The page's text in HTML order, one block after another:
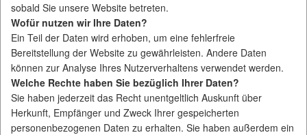
sobald Sie unsere Website betreten.
Wofür nutzen wir Ihre Daten?
Ein Teil der Daten wird erhoben, um eine fehlerfreie
Bereitstellung der Website zu gewährleisten. Andere Daten
können zur Analyse Ihres Nutzerverhaltens verwendet werden.
Welche Rechte haben Sie bezüglich Ihrer Daten?
Sie haben jederzeit das Recht unentgeltlich Auskunft über
Herkunft, Empfänger und Zweck Ihrer gespeicherten
personenbezogenen Daten zu erhalten. Sie haben außerdem ein